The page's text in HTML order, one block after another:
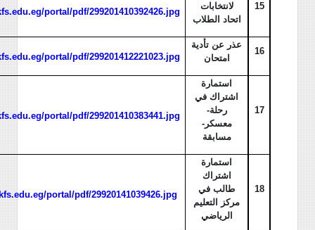
15
لانتخابات
اتحاد الطلاب
portal/pdf/299201410392426.jpg
16
عذر عن تأدية
امتحان
portal/pdf/299201412221023.jpg
17
استمارة
اشتراك في
رحلة-
معسكر-
مسابقة
portal/pdf/299201410383441.jpg
18
استمارة
اشتراك
طالب في
مركز التعليم
الرياضي
portal/pdf/29920141039426.jpg